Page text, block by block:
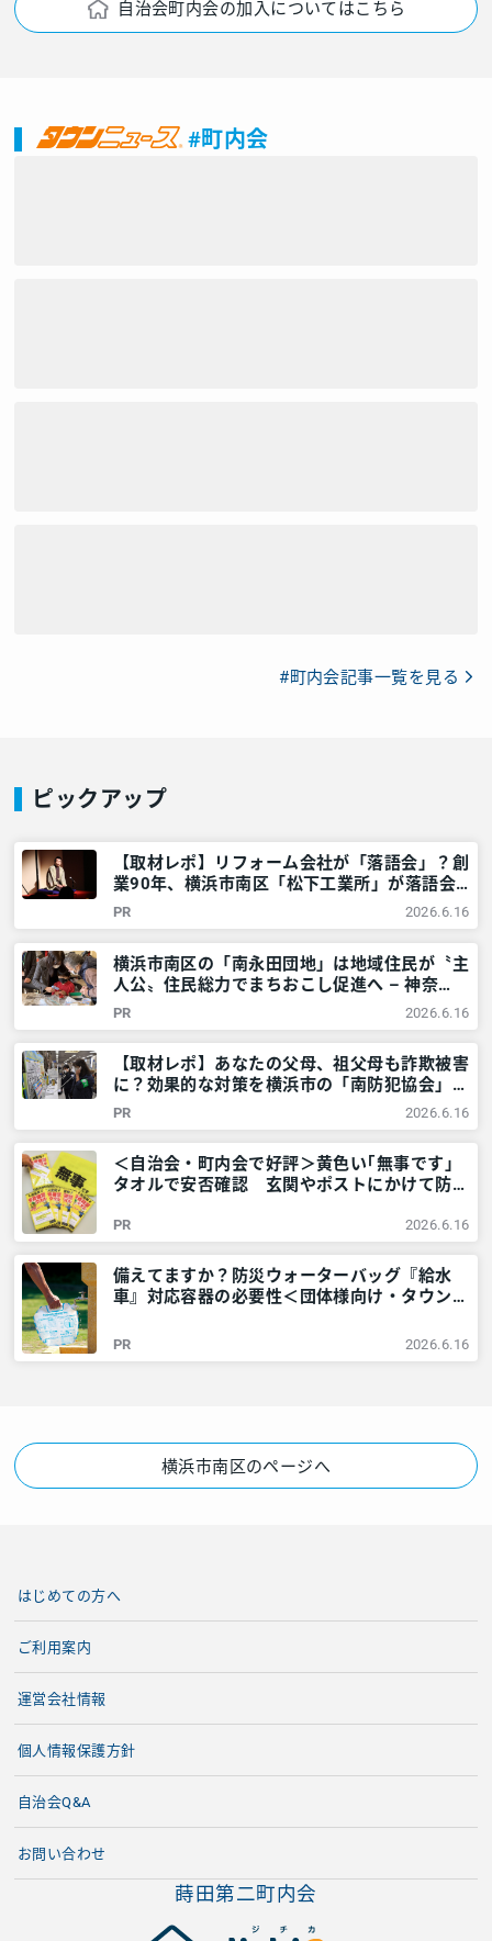
自治会町内会の加入についてはこちら
#町内会
#町内会記事一覧を見る
ピックアップ
【取材レポ】リフォーム会社が「落語会」？創
業90年、横浜市南区「松下工業所」が落語会
を開くワケ – 神奈川・東京多摩のご近所情報
– レアリア
PR 2026.6.16
横浜市南区の「南永田団地」は地域住民が〝主
人公〟住民総力でまちおこし促進へ – 神奈
川・東京多摩のご近所情報 – レアリア
PR 2026.6.16
【取材レポ】あなたの父母、祖父母も詐欺被害
に？効果的な対策を横浜市の「南防犯協会」に
教えてもらいました！ – 神奈川・東京多摩の
ご近所情報 – レアリア
PR 2026.6.16
＜自治会・町内会で好評＞黄色い｢無事です｣
タオルで安否確認 玄関やポストにかけて防災
アリア
PR 2026.6.16
備えてますか？防災ウォーターバッグ『給水
車』対応容器の必要性＜団体様向け・タウンニ
多摩のご近所情報 – レアリア
PR 2026.6.16
横浜市南区のページへ
蒔田第二町内会
はじめての方へ
ご利用案内
運営会社情報
個人情報保護方針
自治会Q&A
お問い合わせ